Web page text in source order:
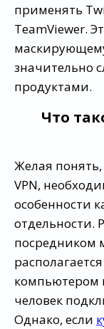
применять
TeamViewer.
значительно
продуктами.
Что
Желая
VPN,
особенности
отдельности.
посредником
компьютером
человек
Однако, если